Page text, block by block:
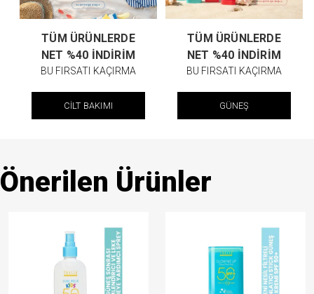
TÜM ÜRÜNLERDE
NET %40 İNDİRİM
BU FIRSATI KAÇIRMA
CİLT BAKIMI
TÜM ÜRÜNLERDE
NET %40 İNDİRİM
BU FIRSATI KAÇIRMA
GÜNEŞ
Önerilen Ürünler